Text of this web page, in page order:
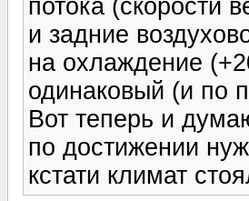
потока (скорости
и задние
на охлаждение
одинаковый (и по
Вот теперь и
по достижении
кстати климат